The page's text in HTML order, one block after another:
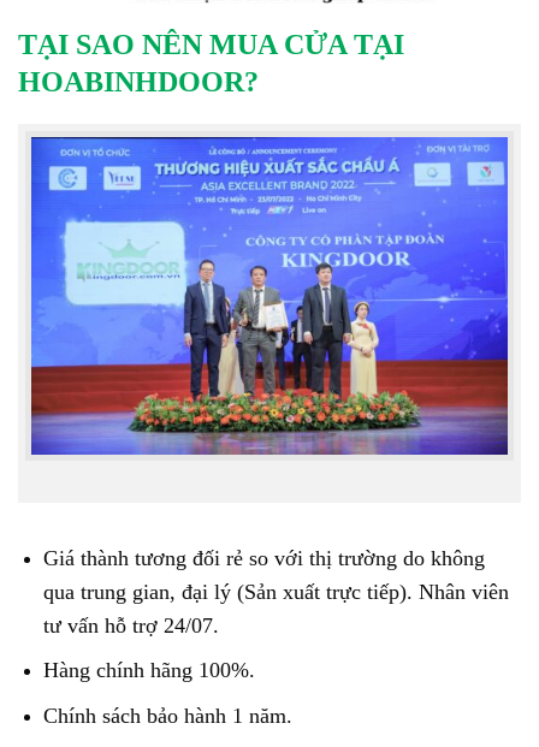
TẠI SAO NÊN MUA CỬA TẠI
HOABINHDOOR?
Giá thành tương đối rẻ so với thị trường do không
qua trung gian, đại lý (Sản xuất trực tiếp). Nhân viên
tư vấn hỗ trợ 24/07.
Hàng chính hãng 100%.
Chính sách bảo hành 1 năm.